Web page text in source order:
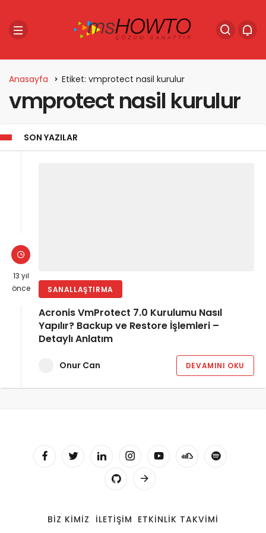
Anasayfa Etiket: vmprotect nasil kurulur
vmprotect nasil kurulur
SON YAZILAR
13 yıl
önce
SANALLAŞTIRMA
Acronis VmProtect 7.0 Kurulumu Nasıl
Yapılır? Backup ve Restore İşlemleri –
Detaylı Anlatım
Onur Can DEVAMINI OKU
BIZ KIMIZ İLETIŞIM ETKINLIK TAKVIMI